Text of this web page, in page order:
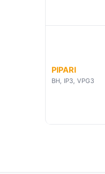
PIPARI
BH, IP3, VPG3